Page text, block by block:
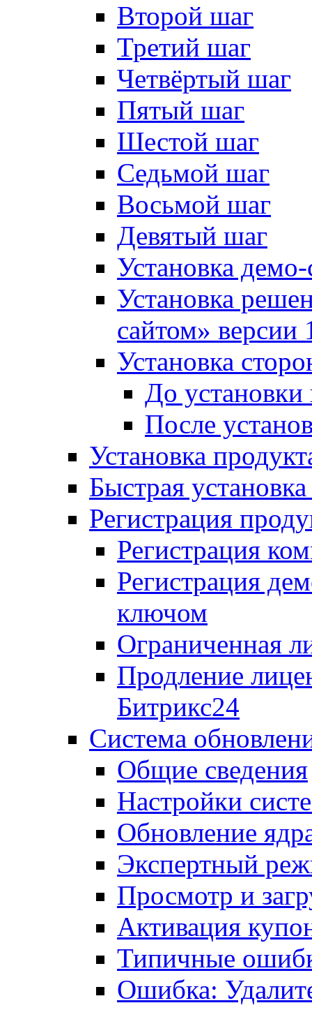
Второй шаг
Третий шаг
Четвёртый шаг
Пятый шаг
Шестой шаг
Седьмой шаг
Восьмой шаг
Девятый шаг
Установка
Установка
сайтом»
Установка
До установки
После
Установка
Быстрая
Регистрация
Регистрация
Регистрация
ключом
Ограниченная
Продление
Битрикс24
Система
Общие сведения
Настройки
Обновление
Экспертный
Просмотр и
Активация
Типичные
Ошибка: